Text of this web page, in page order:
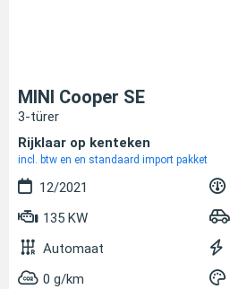
MINI Cooper SE
3-türer
Rijklaar op kenteken
incl. btw en en standaard import pakket
12/2021
135 KW
Automaat
0 g/km